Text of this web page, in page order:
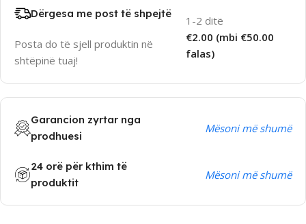
Dërgesa me post të shpejtë
Posta do të sjell produktin në
shtëpinë tuaj!
1-2 ditë
€2.00 (mbi €50.00
falas)
Garancion zyrtar nga
prodhuesi
Mësoni më shumë
24 orë për kthim të
produktit
Mësoni më shumë